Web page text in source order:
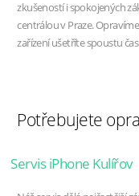
zkušeností i spokojených
centrálou v Praze.
zařízení ušetříte spoustu
Potřebujete
Servis iPhone Kulířov